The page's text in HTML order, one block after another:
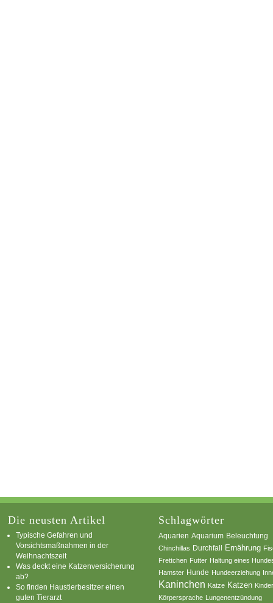
Die neusten Artikel
Typische Gefahren und
Vorsichtsmaßnahmen in der
Weihnachtszeit
Was deckt eine Katzenversicherung
ab?
So finden Haustierbesitzer einen
guten Tierarzt
Schlagwörter
Aquarien Aquarium Beleuchtung
Chinchillas Durchfall Ernährung
Frettchen Futter Haltung eines
Hamster Hunde Hundeerziehung
Kaninchen Katze Katzen
Körpersprache Lungenentzündung